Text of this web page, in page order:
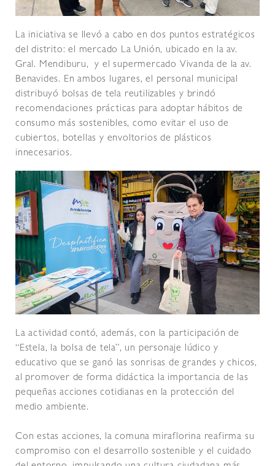
La iniciativa se llevó a cabo en dos puntos estratégicos
del distrito: el mercado La Unión, ubicado en la av.
Gral. Mendiburu, y el supermercado Vivanda de la av.
Benavides. En ambos lugares, el personal municipal
distribuyó bolsas de tela reutilizables y brindó
recomendaciones prácticas para adoptar hábitos de
consumo más sostenibles, como evitar el uso de
cubiertos, botellas y envoltorios de plásticos
innecesarios.
La actividad contó, además, con la participación de
“Estela, la bolsa de tela”, un personaje lúdico y
educativo que se ganó las sonrisas de grandes y chicos,
al promover de forma didáctica la importancia de las
pequeñas acciones cotidianas en la protección del
medio ambiente.
Con estas acciones, la comuna miraflorina reafirma su
compromiso con el desarrollo sostenible y el cuidado